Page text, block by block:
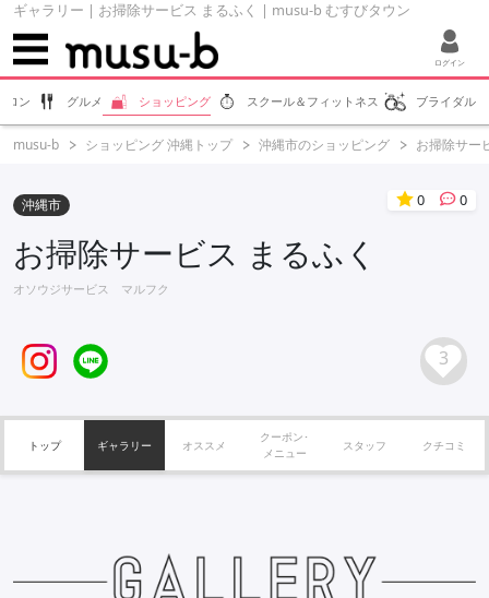
ギャラリー | お掃除サービス まるふく | musu-b むすびタウン
ログイン
ロン グルメ ショッピング スクール＆フィットネス ブライダル
musu-b ショッピング 沖縄トップ 沖縄市のショッピング お掃除サー
沖縄市 0 0
お掃除サービス まるふく
オソウジサービス マルフク
3
トップ ギャラリー オススメ
クーポン･
メニュー
スタッフ クチコミ